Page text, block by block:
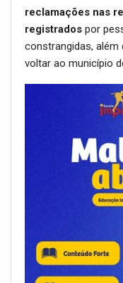
reclamações nas
registrados por
constrangidas, além
voltar ao município